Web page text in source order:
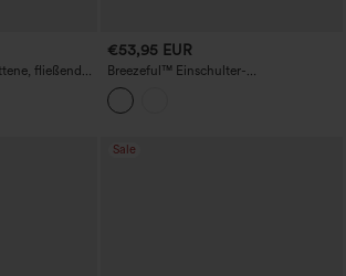
fließende
Leinenoptik,
€53,95 EUR
Breezeful™ Einschulter-
Schnelltrocknender Jumpsuit mit
Taschen
Sale